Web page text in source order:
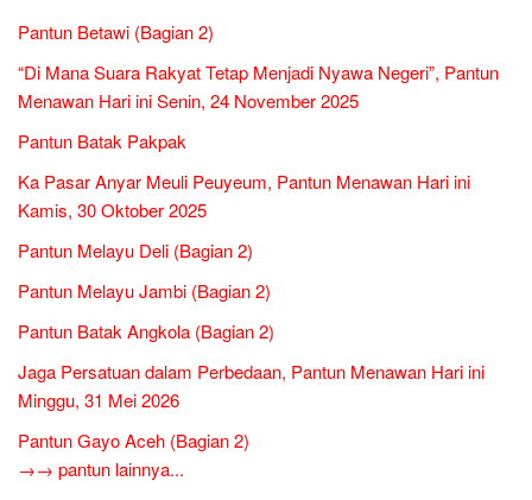
Pantun Betawi (Bagian 2)
“Di Mana Suara Rakyat Tetap Menjadi Nyawa Negeri”, Pantun
Menawan Hari ini Senin, 24 November 2025
Pantun Batak Pakpak
Ka Pasar Anyar Meuli Peuyeum, Pantun Menawan Hari ini
Kamis, 30 Oktober 2025
Pantun Melayu Deli (Bagian 2)
Pantun Melayu Jambi (Bagian 2)
Pantun Batak Angkola (Bagian 2)
Jaga Persatuan dalam Perbedaan, Pantun Menawan Hari ini
Minggu, 31 Mei 2026
Pantun Gayo Aceh (Bagian 2)
→→ pantun lainnya...